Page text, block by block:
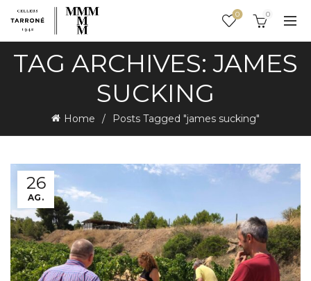
0 0
TAG ARCHIVES: JAMES
SUCKING
Home Posts Tagged "james sucking"
26
AG.